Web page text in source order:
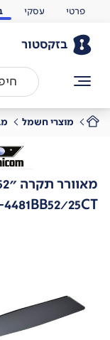
פרטי עסקי
בזקסטור
מוצרי חשמל
מאוורר תקרה "25W 52 עם שלט
25CT